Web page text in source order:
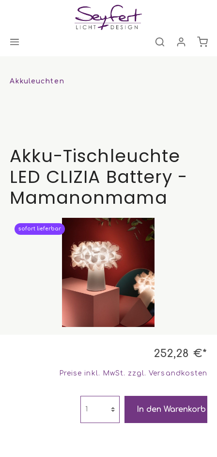
Akkuleuchten
Akku-Tischleuchte
LED CLIZIA Battery -
Mamanonmama
sofort lieferbar
252,28 €*
Preise inkl. MwSt. zzgl. Versandkosten
In den Warenkorb